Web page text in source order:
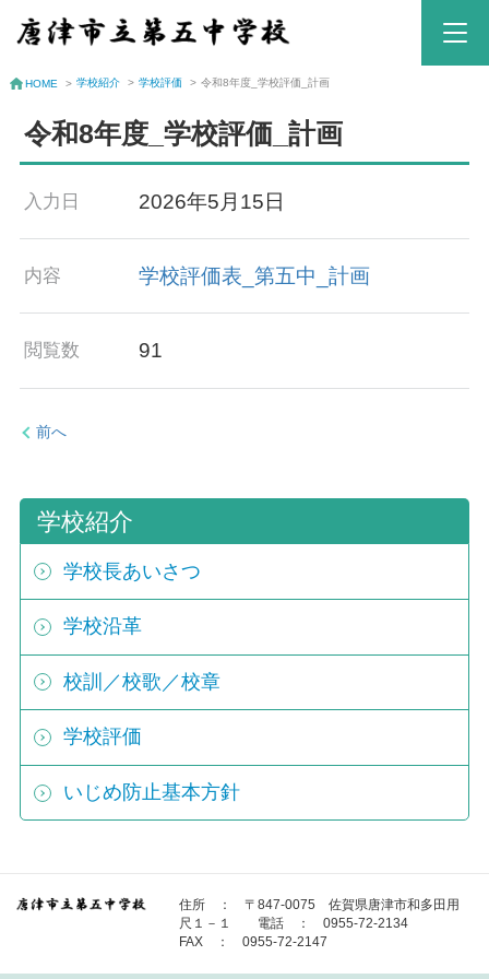
HOME > 学校紹介 > 学校評価 > 令和8年度_学校評価_計画
令和8年度_学校評価_計画
入力日 2026年5月15日
内容 学校評価表_第五中_計画
閲覧数 91
前へ
学校紹介
学校長あいさつ
学校沿革
校訓／校歌／校章
学校評価
いじめ防止基本方針
住所 ： 〒847-0075 佐賀県唐津市和多田用
尺１－１ 電話 ： 0955-72-2134
FAX ： 0955-72-2147